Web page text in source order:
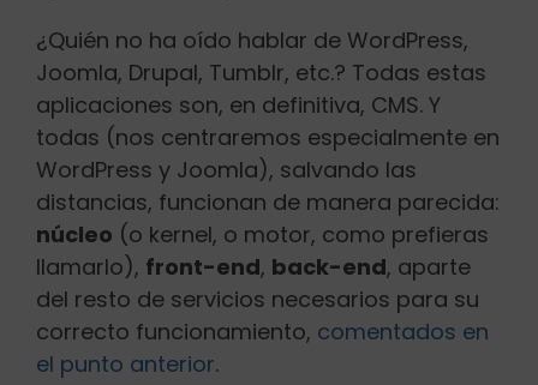
¿Quién no ha oído hablar de WordPress,
Joomla, Drupal, Tumblr, etc.? Todas estas
aplicaciones son, en definitiva, CMS. Y
todas (nos centraremos especialmente en
WordPress y Joomla), salvando las
distancias, funcionan de manera parecida:
núcleo (o kernel, o motor, como prefieras
llamarlo), front-end, back-end, aparte
del resto de servicios necesarios para su
correcto funcionamiento, comentados en
el punto anterior.